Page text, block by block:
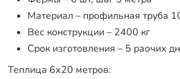
Материал – профильная труба
Вес конструкции – 2400 кг
Срок изготовления – 5 раочих
Теплица 6х20 метров: